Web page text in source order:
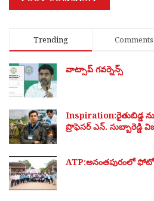
Trending Comments
వాట్సాప్ గవర్నెన్స్
Inspiration:రైతుబిడ్డ
ప్రొఫెసర్ ఎన్. సుబ్బారెడ్డి
ATP:అనంతపురంలో